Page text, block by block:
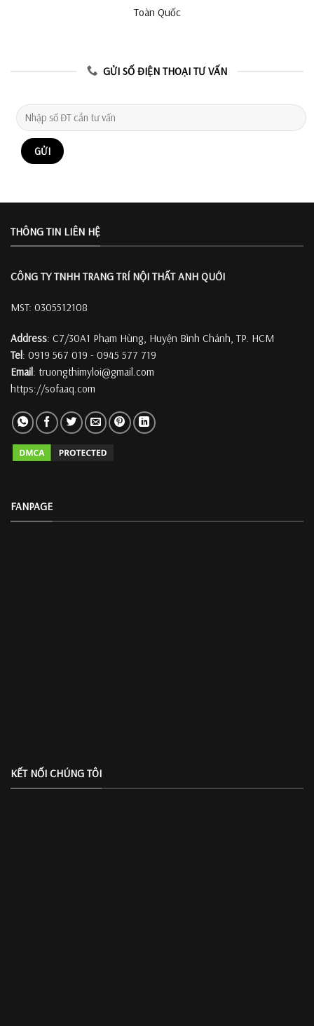
Toàn Quốc
GỬI SỐ ĐIỆN THOẠI TƯ VẤN
THÔNG TIN LIÊN HỆ
CÔNG TY TNHH TRANG TRÍ NỘI THẤT ANH QUỚI
MST: 0305512108
Address: C7/30A1 Phạm Hùng, Huyện Bình Chánh, TP. HCM
Tel: 0919 567 019 - 0945 577 719
Email: truongthimyloi@gmail.com
https://sofaaq.com
FANPAGE
KẾT NỐI CHÚNG TÔI